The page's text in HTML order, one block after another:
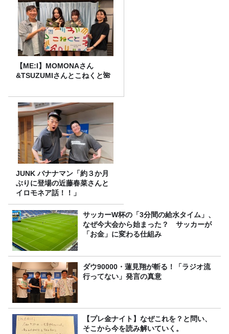
【ME:I】MOMONAさん
&TSUZUMIさんとこねくと🌺
JUNK バナナマン「約３か月
ぶりに登場の近藤春菜さんと
イロモネア話！！」
サッカーW杯の「3分間の給水タイム」、
なぜ今大会から始まった？ サッカーが
「お金」に変わる仕組み
ダウ90000・蓮見翔が斬る！「ラジオ流
行ってない」発言の真意
【プレ金ナイト】なぜこれを？と問い、
そこから今を読み解いていく。